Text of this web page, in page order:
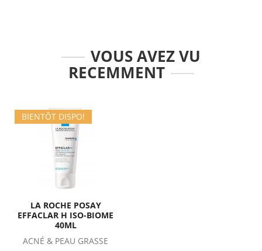
VOUS AVEZ VU
RECEMMENT
BIENTÔT DISPO!
LA ROCHE POSAY
EFFACLAR H ISO-BIOME
40ML
ACNÉ & PEAU GRASSE